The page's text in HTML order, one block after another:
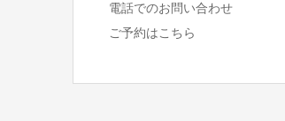
電話でのお問い合わせ
ご予約はこちら